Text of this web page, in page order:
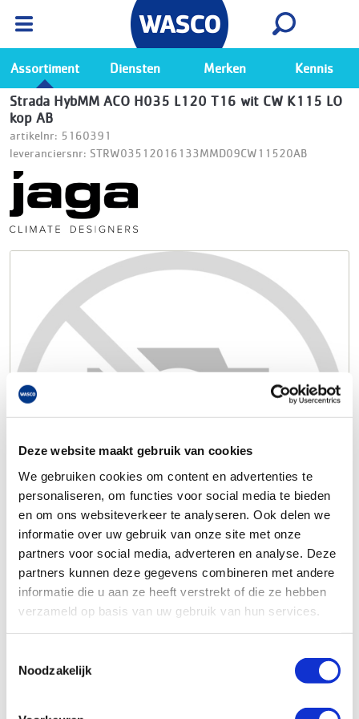
Deze website maakt gebruik van cookies
We gebruiken cookies om content en advertenties te
personaliseren, om functies voor social media te bieden
en om ons websiteverkeer te analyseren. Ook delen we
informatie over uw gebruik van onze site met onze
partners voor social media, adverteren en analyse. Deze
partners kunnen deze gegevens combineren met andere
informatie die u aan ze heeft verstrekt of die ze hebben
verzameld op basis van uw gebruik van hun services.
Noodzakelijk
Ga naar de Wasco app
Bekijk
Assortiment Diensten Merken Kennis
Strada HybMM ACO H035 L120 T16 wit CW K115 LO
kop AB
artikelnr: 5160391
leveranciersnr: STRW03512016133MMD09CW11520AB